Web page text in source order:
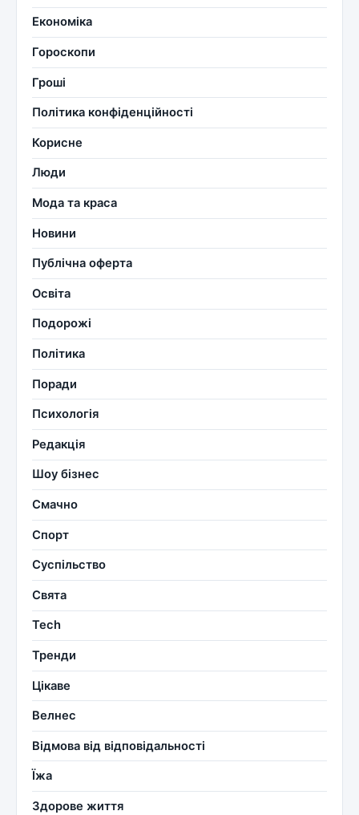
Економіка
Гороскопи
Гроші
Політика конфіденційності
Корисне
Люди
Мода та краса
Новини
Публічна оферта
Освіта
Подорожі
Політика
Поради
Психологія
Редакція
Шоу бізнес
Смачно
Спорт
Суспільство
Свята
Tech
Тренди
Цікаве
Велнес
Відмова від відповідальності
Їжа
Здорове життя